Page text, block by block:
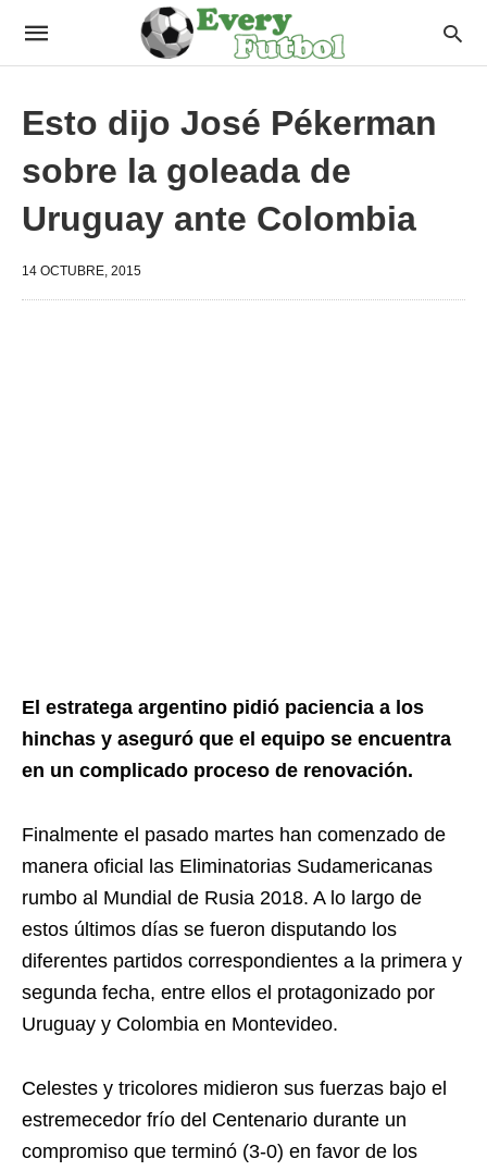
Esto dijo José Pékerman
sobre la goleada de
Uruguay ante Colombia
14 OCTUBRE, 2015
El estratega argentino pidió paciencia a los
hinchas y aseguró que el equipo se encuentra
en un complicado proceso de renovación.
Finalmente el pasado martes han comenzado de
manera oficial las Eliminatorias Sudamericanas
rumbo al Mundial de Rusia 2018. A lo largo de
estos últimos días se fueron disputando los
diferentes partidos correspondientes a la primera y
segunda fecha, entre ellos el protagonizado por
Uruguay y Colombia en Montevideo.
Celestes y tricolores midieron sus fuerzas bajo el
estremecedor frío del Centenario durante un
compromiso que terminó (3-0) en favor de los